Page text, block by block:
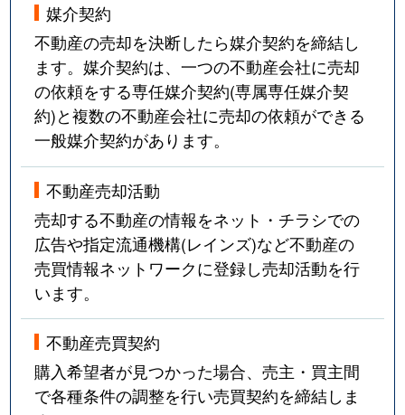
媒介契約
不動産の売却を決断したら媒介契約を締結し
ます。媒介契約は、一つの不動産会社に売却
の依頼をする専任媒介契約(専属専任媒介契
約)と複数の不動産会社に売却の依頼ができる
一般媒介契約があります。
不動産売却活動
売却する不動産の情報をネット・チラシでの
広告や指定流通機構(レインズ)など不動産の
売買情報ネットワークに登録し売却活動を行
います。
不動産売買契約
購入希望者が見つかった場合、売主・買主間
で各種条件の調整を行い売買契約を締結しま